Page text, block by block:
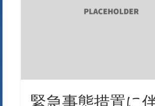
緊急事態措置に